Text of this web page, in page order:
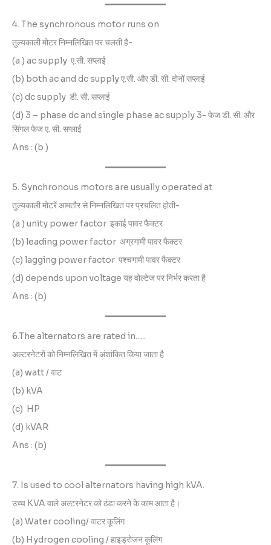
4. The synchronous motor runs on
तुल्यकाली मोटर निम्नलिखित पर चलती है-
(a ) ac supply ए.सी. सप्लाई
(b) both ac and dc supply ए.सी. और डी. सी. दोनों सप्लाई
(c) dc supply डी. सी. सप्लाई
(d) 3 – phase dc and single phase ac supply 3- फेज डी. सी. और
सिंगल फेज ए. सी. सप्लाई
Ans : (b )
5. Synchronous motors are usually operated at
तुल्यकाली मोटरें आमतौर से निम्नलिखित पर प्रचलित होती-
(a ) unity power factor इकाई पावर फैक्टर
(b) leading power factor अग्रगामी पावर फैक्टर
(c) lagging power factor पश्चगामी पावर फैक्टर
(d) depends upon voltage यह वोल्टेज पर निर्भर करता है
Ans : (b)
6.The alternators are rated in…..
अल्टरनेटरों को निम्नलिखित में अंशांकित किया जाता है
(a) watt / वाट
(b) kVA
(c) HP
(d) kVAR
Ans : (b)
7. Is used to cool alternators having high kVA.
उच्च KVA वाले अल्टरनेटर को ठंडा करने के काम आता है।
(a) Water cooling/ वाटर कूलिंग
(b) Hydrogen cooling / हाइड्रोजन कूलिंग